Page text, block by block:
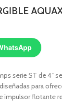
serie ST de 4″
para
impulsor flotante